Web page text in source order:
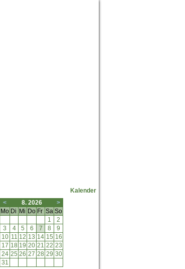
Kalender
<
8. 2026
>
Mo Di Mi Do Fr Sa So
1
2
3
4 5 6 7 8
9
10 11 12 13 14 15 16
17 18 19 20 21 22 23
24 25 26 27 28 29 30
31